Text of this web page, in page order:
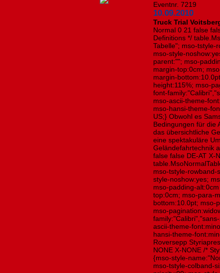
Eventnr. 7219
10.09.2010
Truck Trial
Normal 0 21 false
Definitions */
Tabelle"; mso-tstyle-
mso-style-
parent:""; mso-
margin-top:0cm;
margin-
height:115%; mso-
font-
mso-ascii-theme-
mso-hansi-theme-
US;} Obwohl es
Bedingungen für die
das übersichtliche
eine spektakuläre
Geländefahrtechnik
false false DE-AT X-
mso-tstyle-rowband-
style-noshow:yes;
mso-padding-
top:0cm; mso-para-
bottom:10.0pt; mso-
mso-
ascii-theme-
hansi-theme-
Roversepp
NONE X-NONE /*
{mso-style-
mso-tstyle-colband-